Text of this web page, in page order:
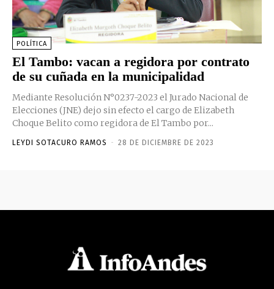
POLÍTICA
El Tambo: vacan a regidora por contrato
de su cuñada en la municipalidad
Mediante Resolución N°0237-2023 el Jurado Nacional de
Elecciones (JNE) dejo sin efecto el cargo de Elizabeth
Choque Belito como regidora de El Tambo por...
LEYDI SOTACURO RAMOS - 28 DE DICIEMBRE DE 2023